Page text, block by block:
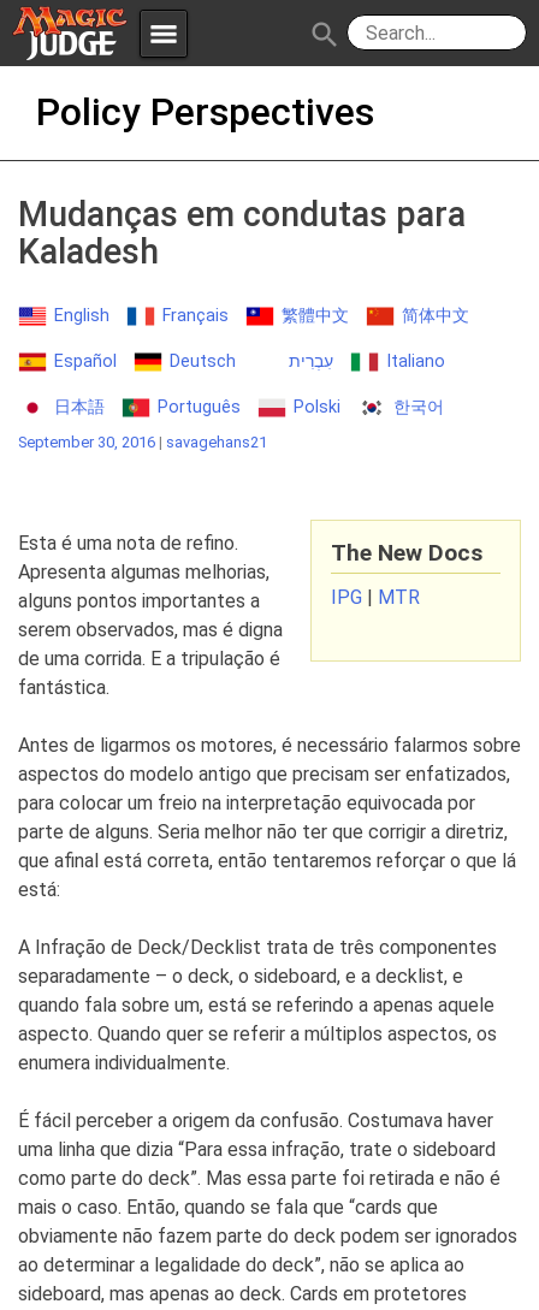
menu
Apps JudgeApps
Forum
Judges
Policies IPG
JAR
search
Policy Perspectives
Mudanças em condutas para
Kaladesh
English Français 繁體中文 简体中文
Español Deutsch עִבְרִית Italiano
日本語 Português Polski 한국어
September 30, 2016 | savagehans21
The New Docs
IPG MTR
Esta é uma nota de refino.
Apresenta algumas melhorias,
alguns pontos importantes a
serem observados, mas é digna
de uma corrida. E a tripulação é
fantástica.
Antes de ligarmos os motores, é necessário falarmos sobre
aspectos do modelo antigo que precisam ser enfatizados,
para colocar um freio na interpretação equivocada por
parte de alguns. Seria melhor não ter que corrigir a diretriz,
que afinal está correta, então tentaremos reforçar o que lá
está:
A Infração de Deck/Decklist trata de três componentes
separadamente – o deck, o sideboard, e a decklist, e
quando fala sobre um, está se referindo a apenas aquele
aspecto. Quando quer se referir a múltiplos aspectos, os
enumera individualmente.
É fácil perceber a origem da confusão. Costumava haver
uma linha que dizia “Para essa infração, trate o sideboard
como parte do deck”. Mas essa parte foi retirada e não é
mais o caso. Então, quando se fala que “cards que
obviamente não fazem parte do deck podem ser ignorados
ao determinar a legalidade do deck”, não se aplica ao
sideboard, mas apenas ao deck. Cards em protetores